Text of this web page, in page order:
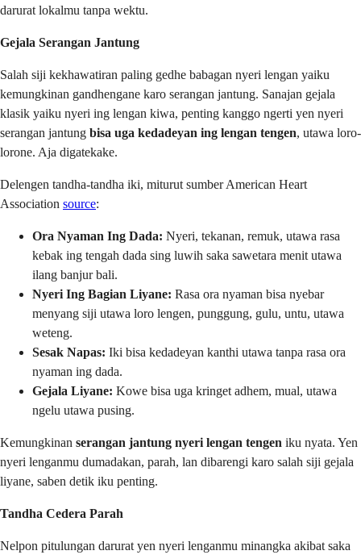
darurat lokalmu tanpa wektu.
Gejala Serangan Jantung
Salah siji kekhawatiran paling gedhe babagan nyeri lengan yaiku
kemungkinan gandhengane karo serangan jantung. Sanajan gejala
klasik yaiku nyeri ing lengan kiwa, penting kanggo ngerti yen nyeri
serangan jantung bisa uga kedadeyan ing lengan tengen, utawa loro-
lorone. Aja digatekake.
Delengen tandha-tandha iki, miturut sumber American Heart
Association source:
Ora Nyaman Ing Dada: Nyeri, tekanan, remuk, utawa rasa
kebak ing tengah dada sing luwih saka sawetara menit utawa
ilang banjur bali.
Nyeri Ing Bagian Liyane: Rasa ora nyaman bisa nyebar
menyang siji utawa loro lengen, punggung, gulu, untu, utawa
weteng.
Sesak Napas: Iki bisa kedadeyan kanthi utawa tanpa rasa ora
nyaman ing dada.
Gejala Liyane: Kowe bisa uga kringet adhem, mual, utawa
ngelu utawa pusing.
Kemungkinan serangan jantung nyeri lengan tengen iku nyata. Yen
nyeri lenganmu dumadakan, parah, lan dibarengi karo salah siji gejala
liyane, saben detik iku penting.
Tandha Cedera Parah
Nelpon pitulungan darurat yen nyeri lenganmu minangka akibat saka